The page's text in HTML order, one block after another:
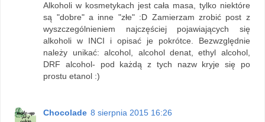
Alkoholi w kosmetykach jest cała masa, tylko niektóre
są "dobre" a inne "złe" :D Zamierzam zrobić post z
wyszczególnieniem najczęściej pojawiających się
alkoholi w INCI i opisać je pokrótce. Bezwzględnie
należy unikać: alcohol, alcohol denat, ethyl alcohol,
DRF alcohol- pod każdą z tych nazw kryje się po
prostu etanol :)
Chocolade 8 sierpnia 2015 16:26